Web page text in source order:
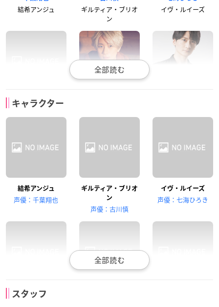
結希アンジュ
ギルティア・ブリオ
ン
イヴ・ルイーズ
堀江瞬
永塚拓馬 矢野奨吾
ジャック・ムートン
増田俊樹
蒼井翔太
キャラクター
結希アンジュ
声優：千葉翔也
ギルティア・ブリオ
ン
声優：古川慎
イヴ・ルイーズ
声優：七海ひろき
ロビン・ラフィット
スタッフ